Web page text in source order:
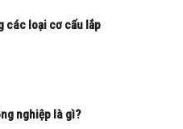
các loại cơ cấu lắp
nghiệp là gì?